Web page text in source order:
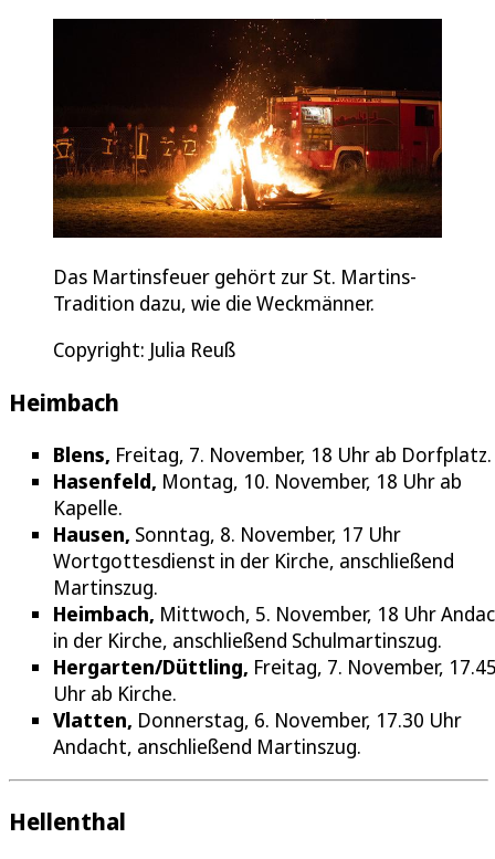
Das Martinsfeuer gehört zur St. Martins-
Tradition dazu, wie die Weckmänner.
Copyright: Julia Reuß
Heimbach
Blens, Freitag, 7. November, 18 Uhr ab Dorfplatz.
Hasenfeld, Montag, 10. November, 18 Uhr ab
Kapelle.
Hausen, Sonntag, 8. November, 17 Uhr
Wortgottesdienst in der Kirche, anschließend
Martinszug.
Heimbach, Mittwoch, 5. November, 18 Uhr
in der Kirche, anschließend Schulmartinszug.
Hergarten/Düttling, Freitag, 7. November,
Uhr ab Kirche.
Vlatten, Donnerstag, 6. November, 17.30 Uhr
Andacht, anschließend Martinszug.
Hellenthal